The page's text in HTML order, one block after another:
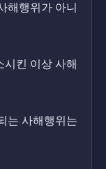
해행위가 아니
킨 이상 사해
는 사해행위는